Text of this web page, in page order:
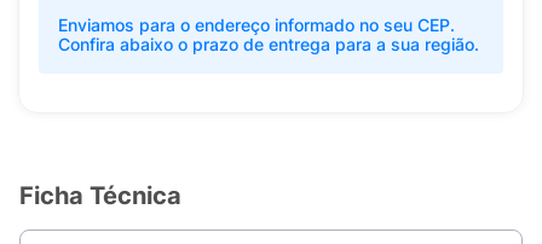
Enviamos para o endereço informado no seu CEP.
Confira abaixo o prazo de entrega para a sua região.
Ficha Técnica